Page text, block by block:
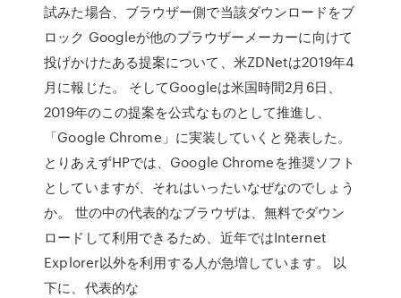
試みた場合、ブラウザー側で当該ダウンロードをブ
ロック Googleが他のブラウザーメーカーに向けて
投げかけたある提案について、米ZDNetは2019年4
月に報じた。 そしてGoogleは米国時間2月6日、
2019年のこの提案を公式なものとして推進し、
「Google Chrome」に実装していくと発表した。
とりあえずHPでは、Google Chromeを推奨ソフト
としていますが、それはいったいなぜなのでしょう
か。 世の中の代表的なブラウザは、無料でダウン
ロードして利用できるため、近年ではInternet
Explorer以外を利用する人が急増しています。 以
下に、代表的な